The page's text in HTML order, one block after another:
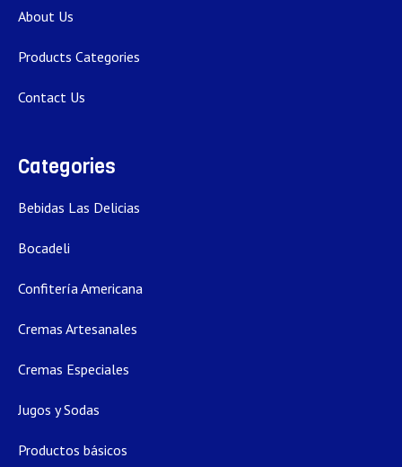
About Us
Products Categories
Contact Us
Categories
Bebidas Las Delicias
Bocadeli
Confitería Americana
Cremas Artesanales
Cremas Especiales
Jugos y Sodas
Productos básicos